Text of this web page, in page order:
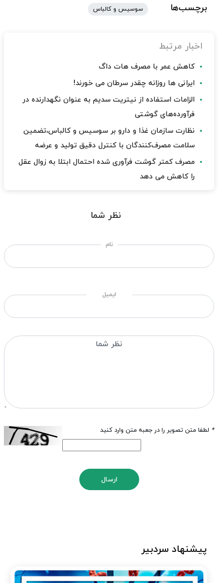
برچسب‌ها سوسیس و کالباس
اخبار مرتبط
کاهش عمر با مصرف هات داگ
ایرانی ها روزانه چقدر سرطان می خورند!
الزامات استفاده از نیتریت سدیم به عنوان نگهدارنده در
فرآورده‌های گوشتی
نظارت سازمان غذا و دارو بر سوسیس و کالباس،تضمین
سلامت مصرف‌کنندگان با کنترل دقیق تولید و عرضه
مصرف کمتر گوشت فرآوری شده احتمال ابتلا به زوال عقل
را کاهش می دهد
نظر شما
نام
ایمیل
* لطفا متن تصویر را در جعبه متن وارد کنید
ارسال
پیشنهاد سردبیر